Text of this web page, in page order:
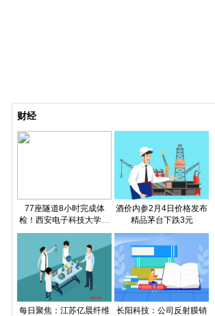
财经
77座隧道8小时完成体
检！西安电子科技大学杭
州研究院雷达检测技术刷
新行业新速度
酒价内参2月4日价格发布
精品茅台下跌3元
每日聚焦：江苏亿晨纤维
长阳科技：公司反射膜销